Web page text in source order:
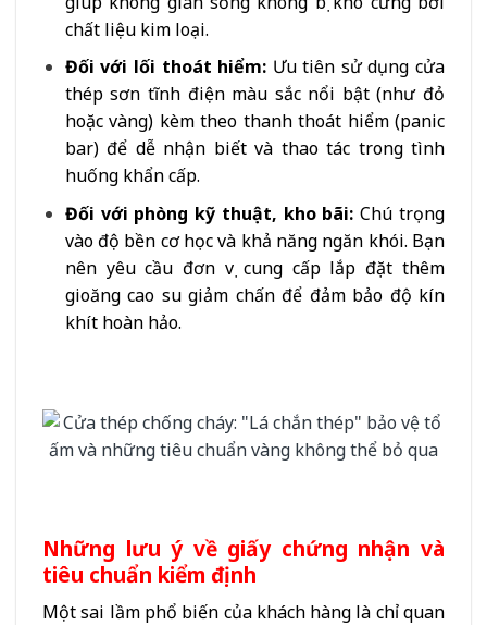
chất liệu kim loại.
Đối với lối thoát hiểm: Ưu tiên sử dụng cửa
thép sơn tĩnh điện màu sắc nổi bật (như đỏ
hoặc vàng) kèm theo thanh thoát hiểm (panic
bar) để dễ nhận biết và thao tác trong tình
huống khẩn cấp.
Đối với phòng kỹ thuật, kho bãi: Chú trọng
vào độ bền cơ học và khả năng ngăn khói. Bạn
nên yêu cầu đơn vị cung cấp lắp đặt thêm
gioăng cao su giảm chấn để đảm bảo độ kín
khít hoàn hảo.
Những lưu ý về giấy chứng nhận và
tiêu chuẩn kiểm định
Một sai lầm phổ biến của khách hàng là chỉ quan